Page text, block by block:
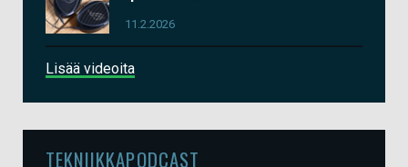
11.2.2026
Lisää videoita
TEKNIIKKAPODCAST